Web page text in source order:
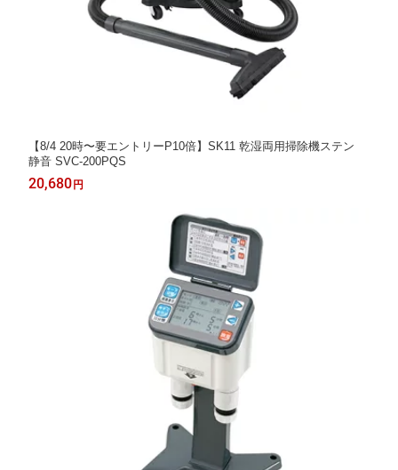
【8/4 20時〜要エントリーP10倍】SK11 乾湿両用掃除機ステン
静音 SVC-200PQS
20,680円